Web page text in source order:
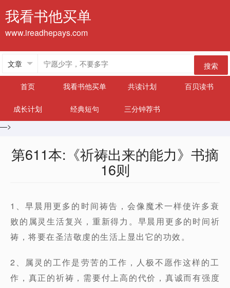
我看书他买单
www.ireadhepays.com
搜索
首页
我看书他买单 共读计划 百贝读书
成长计划 经典短句
三分钟荐书
—>
第611本:《祈祷出来的能力》书摘
16则
1、早晨用更多的时间祷告，会像魔术一样使许多衰
败的属灵生活复兴，重新得力。早晨用更多的时间祈
祷，将要在圣洁敬虔的生活上显出它的功效。
2、属灵的工作是劳苦的工作，人极不愿作这样的工
作，真正的祈祷，需要付上高的代价，真诚而有强度